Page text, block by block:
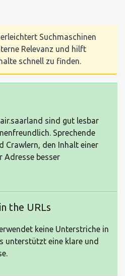
Suchmaschinen
Relevanz und hilft
schnell zu finden.
sind gut lesbar
Sprechende
Crawlern, den Inhalt einer
Adresse besser
the URLs
keine Unterstriche in
unterstützt eine klare und